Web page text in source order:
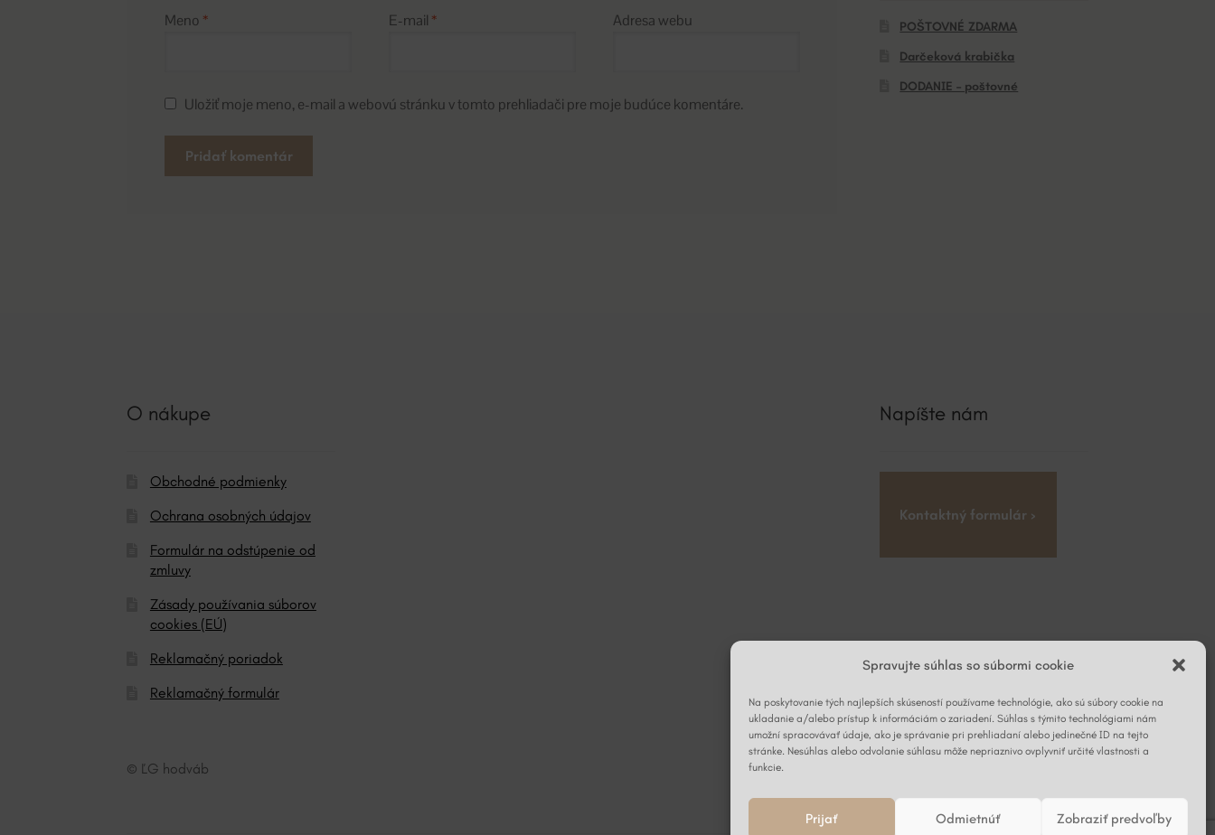
Spravujte súhlas so súbormi cookie
Na poskytovanie tých najlepších skúseností používame technológie, ako sú súbory cookie na
ukladanie a/alebo prístup k informáciám o zariadení. Súhlas s týmito technológiami nám
umožní spracovávať údaje, ako je správanie pri prehliadaní alebo jedinečné ID na tejto
stránke. Nesúhlas alebo odvolanie súhlasu môže nepriaznivo ovplyvniť určité vlastnosti a
funkcie.
Prijať Odmietnúť Zobraziť predvoľby
Meno * E-mail * Adresa webu
Uložiť moje meno, e-mail a webovú stránku v tomto prehliadači pre moje budúce komentáre.
e
POŠTOVNÉ ZDARMA
Darčeková krabička
DODANIE – poštovné
O nákupe
Obchodné podmienky
Ochrana osobných údajov
Formulár na odstúpenie od
zmluvy
Zásady používania súborov
cookies (EÚ)
Reklamačný poriadok
Reklamačný formulár
© ĽG hodváb
Napíšte nám
Kontaktný formulár ›